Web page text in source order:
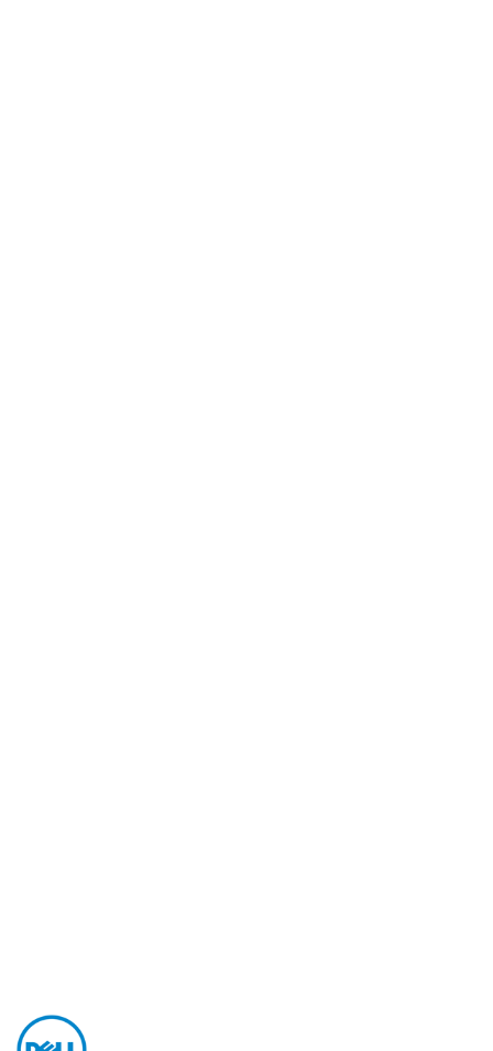
NAZWA
PRODUCENTA: